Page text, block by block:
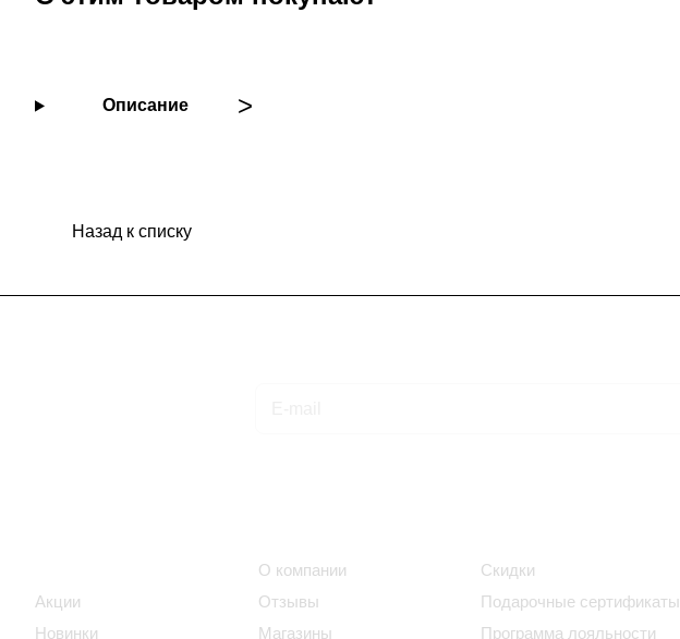
Описание
Назад к списку
Акции
Новинки
О компании
Отзывы
Магазины
Скидки
Подарочные сертификаты
Программа лояльности